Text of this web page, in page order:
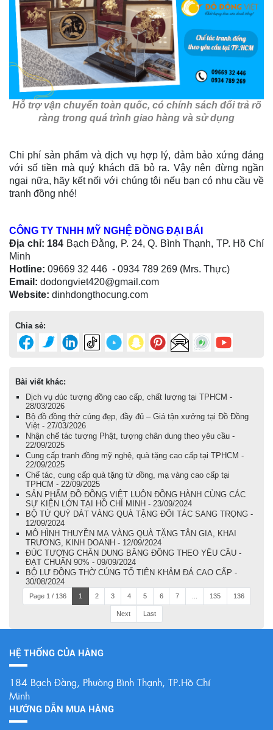
Hỗ trợ vận chuyển toàn quốc, có chính sách đổi trả rõ
ràng trong quá trình giao hàng và sử dụng
Chi phí sản phẩm và dịch vụ hợp lý, đảm bảo xứng đáng
với số tiền mà quý khách đã bỏ ra. Vậy nên đừng ngần
ngại nữa, hãy kết nối với chúng tôi nếu bạn có nhu cầu về
tranh đồng nhé!
CÔNG TY TNHH MỸ NGHỆ ĐỒNG ĐẠI BÁI
Địa chỉ: 184 Bạch Đằng, P. 24, Q. Bình Thạnh, TP. Hồ Chí
Minh
Hotline: 09669 32 446 - 0934 789 269 (Mrs. Thực)
Email: dodongviet420@gmail.com
Website: dinhdongthocung.com
Chia sẻ:
Bài viết khác:
Dịch vụ đúc tượng đồng cao cấp, chất lượng tại TPHCM -
28/03/2026
Bộ đồ đồng thờ cúng đẹp, đầy đủ – Giá tận xưởng tại Đồ Đồng
Việt - 27/03/2026
Nhận chế tác tượng Phật, tượng chân dung theo yêu cầu -
22/09/2025
Cung cấp tranh đồng mỹ nghệ, quà tặng cao cấp tại TPHCM -
22/09/2025
Chế tác, cung cấp quà tặng từ đồng, mạ vàng cao cấp tại
TPHCM - 22/09/2025
SẢN PHẨM ĐỒ ĐỒNG VIỆT LUÔN ĐỒNG HÀNH CÙNG CÁC
SỰ KIỆN LỚN TẠI HỒ CHÍ MINH - 23/09/2024
BỘ TỨ QUÝ DÁT VÀNG QUÀ TẶNG ĐỐI TÁC SANG TRỌNG -
12/09/2024
MÔ HÌNH THUYỀN MẠ VÀNG QUÀ TẶNG TÂN GIA, KHAI
TRƯƠNG, KINH DOANH - 12/09/2024
ĐÚC TƯỢNG CHÂN DUNG BẰNG ĐỒNG THEO YÊU CẦU -
ĐẠT CHUẨN 90% - 09/09/2024
BỘ LƯ ĐỒNG THỜ CÚNG TỔ TIÊN KHẢM ĐÁ CAO CẤP -
30/08/2024
Page 1 / 136 1 2 3 4 5 6 7 135 136
Next Last
HỆ THỐNG CỦA HÀNG
184 Bạch Đằng, Phường Bình Thạnh, TP.Hồ Chí
Minh
HƯỚNG DẪN MUA HÀNG